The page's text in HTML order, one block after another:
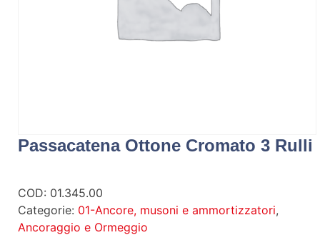
Passacatena Ottone Cromato 3 Rulli
COD: 01.345.00
Categorie: 01-Ancore, musoni e ammortizzatori,
Ancoraggio e Ormeggio